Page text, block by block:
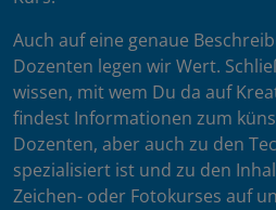
Auch auf eine genaue
Dozenten legen wir Wert.
wissen, mit wem Du da auf
findest Informationen zum
Dozenten, aber auch zu den
spezialisiert ist und zu den
Zeichen- oder Fotokurses auf